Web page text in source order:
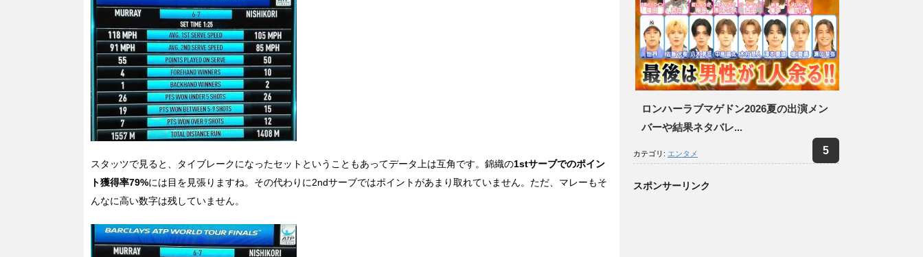
スタッツで見ると、タイブレークになったセットということもあってデータ上は互角です。錦織の1stサーブでのポイン
ト獲得率79%には目を見張りますね。その代わりに2ndサーブではポイントがあまり取れていません。ただ、マレーもそ
んなに高い数字は残していません。
ロンハーラブマゲドン2026夏の出演メン
バーや結果ネタバレ...
カテゴリ: エンタメ
スポンサーリンク